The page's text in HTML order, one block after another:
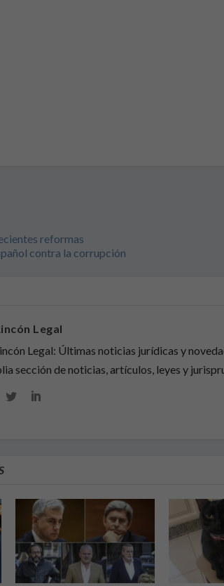
reformas
contra la corrupción
Legal
Legal: Últimas noticias jurídicas y
sección de noticias, artículos, leyes y